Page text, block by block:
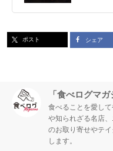
ポスト シェア
「食べログマ
食べることを愛し
や知られざる名店
のお取り寄せやテ
します。